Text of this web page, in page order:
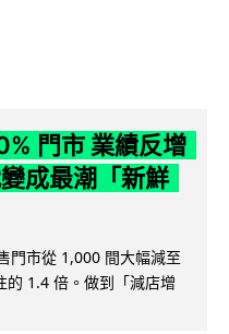
門市 業績反增
成最潮「新鮮
門市從 1,000 間大幅減至
1.4 倍。做到「減店增